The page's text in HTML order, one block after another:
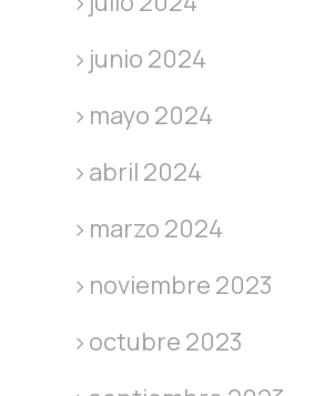
junio 2024
mayo 2024
abril 2024
marzo 2024
noviembre 2023
octubre 2023